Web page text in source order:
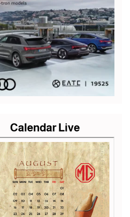
Calendar Live